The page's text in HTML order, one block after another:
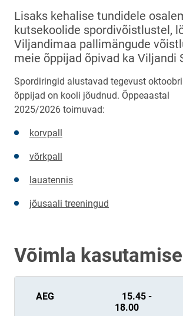
Lisaks kehalise tundidele
kutsekoolide spordivõistlustel,
Viljandimaa pallimängude
meie õppijad õpivad ka Viljandi
Spordiringid alustavad tegevust
õppijad on kooli jõudnud. Õppeaastal
2025/2026 toimuvad:
korvpall
võrkpall
lauatennis
jõusaali treeningud
Võimla
AEG
15.45 -
18.00